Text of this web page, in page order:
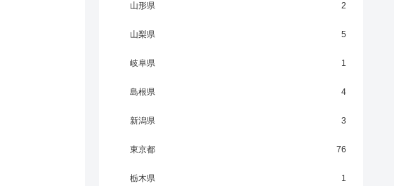
山形県 2
山梨県 5
岐阜県 1
島根県 4
新潟県 3
東京都 76
栃木県 1